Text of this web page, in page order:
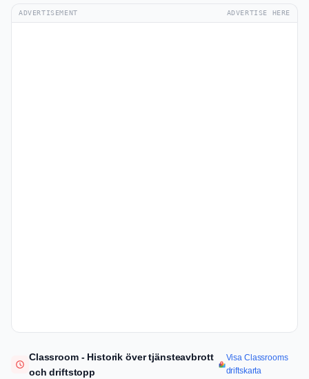
ADVERTISEMENT ADVERTISE HERE
Classroom - Historik över tjänsteavbrott
och driftstopp
Visa Classrooms
driftskarta